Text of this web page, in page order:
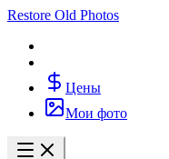
Restore Old Photos
Цены
Мои фото